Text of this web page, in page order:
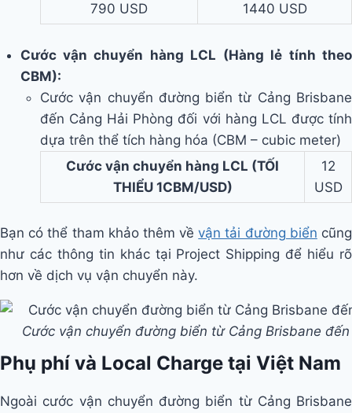
790 USD
1440 USD
Cước vận chuyển hàng LCL (Hàng lẻ tính theo
CBM):
Cước vận chuyển đường biển từ Cảng Brisbane
đến Cảng Hải Phòng đối với hàng LCL được tính
dựa trên thể tích hàng hóa (CBM – cubic meter)
Cước vận chuyển hàng LCL (TỐI
THIỂU 1CBM/USD)
12
USD
Bạn có thể tham khảo thêm vềvận tải đường biển cũng
như các thông tin khác tại Project Shipping để hiểu rõ
hơn về dịch vụ vận chuyển này.
Cước vận chuyển đường biển từ Cảng Brisbane
Phụ phí và Local Charge tại Việt Nam
Ngoài cước vận chuyển đường biển từ Cảng Brisbane